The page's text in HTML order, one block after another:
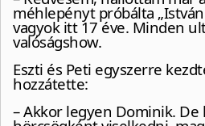
méhlepényt próbálta
vagyok itt 17 éve. Minden
valóságshow.
Eszti és Peti egyszerre
hozzátette:
– Akkor legyen Dominik. De